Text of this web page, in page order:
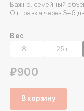
Важно: семейный
Отправка через 3–6
Вес
8 г
25 г
₽900
В корзину